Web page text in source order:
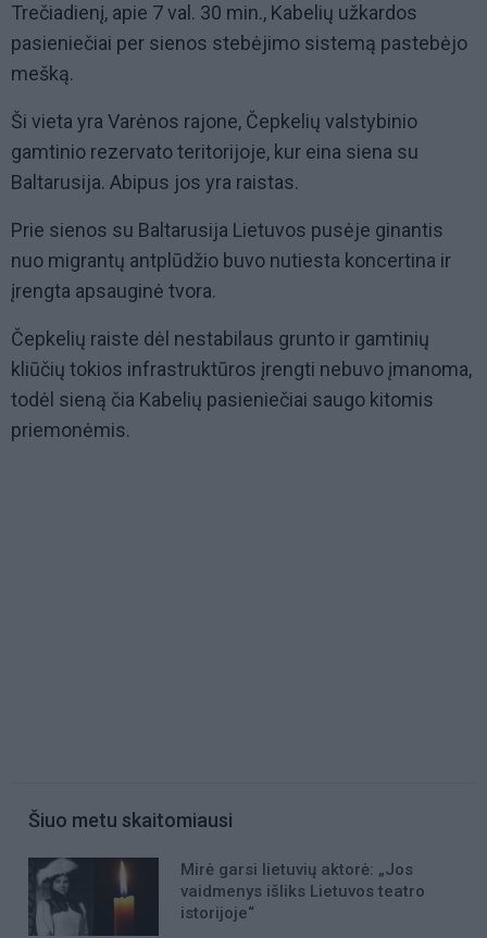
Trečiadienį, apie 7 val. 30 min., Kabelių užkardos
pasieniečiai per sienos stebėjimo sistemą pastebėjo
mešką.
Ši vieta yra Varėnos rajone, Čepkelių valstybinio
gamtinio rezervato teritorijoje, kur eina siena su
Baltarusija. Abipus jos yra raistas.
Prie sienos su Baltarusija Lietuvos pusėje ginantis
nuo migrantų antplūdžio buvo nutiesta koncertina ir
įrengta apsauginė tvora.
Čepkelių raiste dėl nestabilaus grunto ir gamtinių
kliūčių tokios infrastruktūros įrengti nebuvo įmanoma,
todėl sieną čia Kabelių pasieniečiai saugo kitomis
priemonėmis.
Šiuo metu skaitomiausi
Mirė garsi lietuvių aktorė: „Jos
vaidmenys išliks Lietuvos teatro
istorijoje“